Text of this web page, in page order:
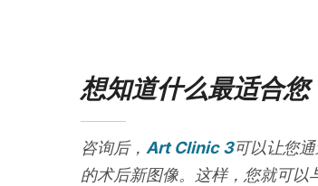
想知道什么最适合您
咨询后， Art Clinic 3可以让您
的术后新图像。这样，您就可